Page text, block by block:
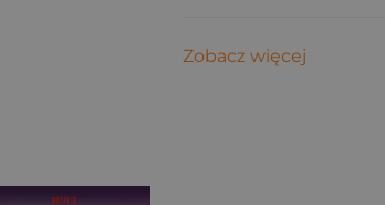
Zobacz więcej